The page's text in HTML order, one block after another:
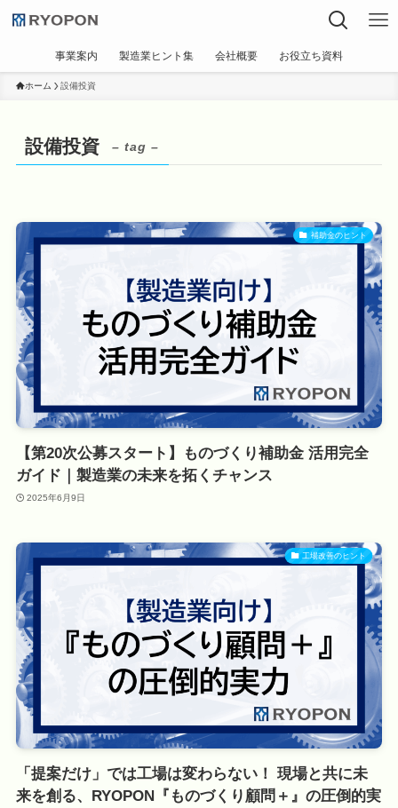
事業案内 製造業ヒント集 会社概要 お役立ち資料
ホーム 設備投資
設備投資 – tag –
補助金のヒント
【第20次公募スタート】ものづくり補助金 活用完全
ガイド｜製造業の未来を拓くチャンス
2025年6月9日
工場改善のヒント
「提案だけ」では工場は変わらない！ 現場と共に未
来を創る、RYOPON『ものづくり顧問＋』の圧倒的実